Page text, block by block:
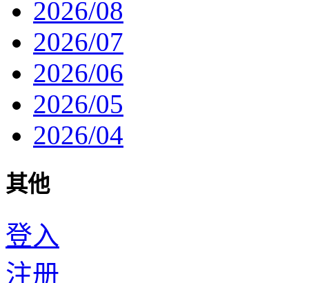
2026/08
2026/07
2026/06
2026/05
2026/04
其他
登入
注册